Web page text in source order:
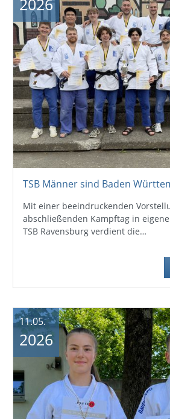
Mit einer beeindruckenden
abschließenden Kampftag in
TSB Ravensburg verdient die…
2026
11.05.
2026